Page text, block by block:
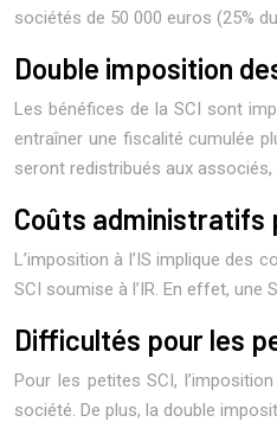
sociétés de 50 000 euros (25%
Double imposition
Les bénéfices de la SCI sont
entraîner une fiscalité cumulée
seront redistribués aux associés,
Coûts administratifs
L’imposition à l’IS implique des
SCI soumise à l’IR. En effet, une
Difficultés pour les
Pour les petites SCI,
société. De plus, la double